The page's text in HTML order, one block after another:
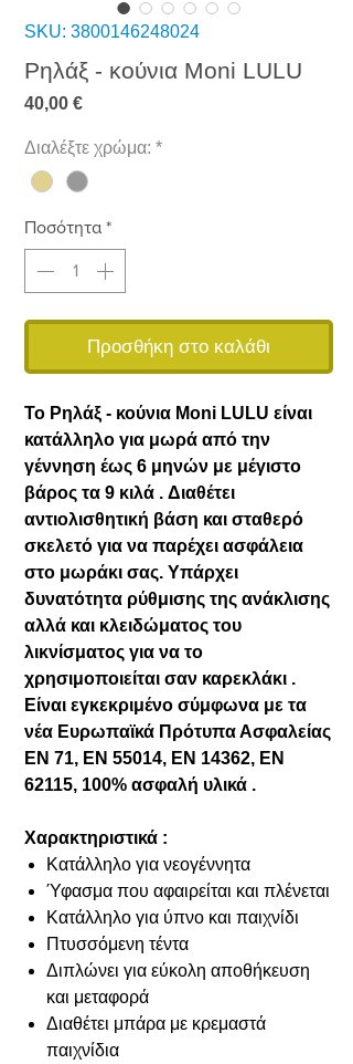
SKU: 3800146248024
Ρηλάξ - κούνια Moni LULU
40,00 €Τιμή
Διαλέξτε χρώμα: *
Ποσότητα *
Προσθήκη στο καλάθι
Το Ρηλάξ - κούνια Moni LULU είναι
κατάλληλο για μωρά από την
γέννηση έως 6 μηνών με μέγιστο
βάρος τα 9 κιλά . Διαθέτει
αντιολισθητική βάση και σταθερό
σκελετό για να παρέχει ασφάλεια
στο μωράκι σας. Υπάρχει
δυνατότητα ρύθμισης της ανάκλισης
αλλά και κλειδώματος του
λικνίσματος για να το
χρησιμοποιείται σαν καρεκλάκι .
Είναι εγκεκριμένο σύμφωνα με τα
νέα Ευρωπαϊκά Πρότυπα Ασφαλείας
EN 71, EN 55014, EN 14362, EN
62115, 100% ασφαλή υλικά .
Χαρακτηριστικά :
Κατάλληλο για νεογέννητα
Ύφασμα που αφαιρείται και πλένεται
Κατάλληλο για ύπνο και παιχνίδι
Πτυσσόμενη τέντα
Διπλώνει για εύκολη αποθήκευση
και μεταφορά
Διαθέτει μπάρα με κρεμαστά
παιχνίδια